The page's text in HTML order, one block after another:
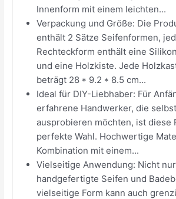
Innenform mit einem leichten...
Verpackung und Größe: Die
enthält 2 Sätze Seifenformen,
Rechteckform enthält eine
und eine Holzkiste. Jede
beträgt 28 * 9.2 * 8.5 cm...
Ideal für DIY-Liebhaber: Für
erfahrene Handwerker, die
ausprobieren möchten, ist diese
perfekte Wahl. Hochwertige
Kombination mit einem...
Vielseitige Anwendung: Nicht nur
handgefertigte Seifen und
vielseitige Form kann auch